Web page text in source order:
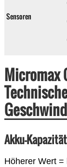
Sensoren
Micromax
Akku-
Höherer Wert =